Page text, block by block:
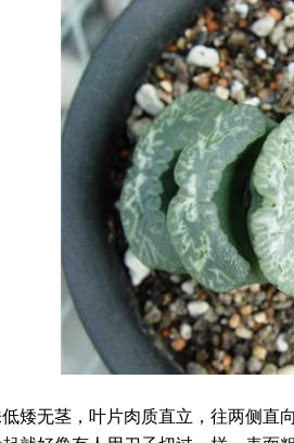
无茎，叶片肉质直立，往两侧直